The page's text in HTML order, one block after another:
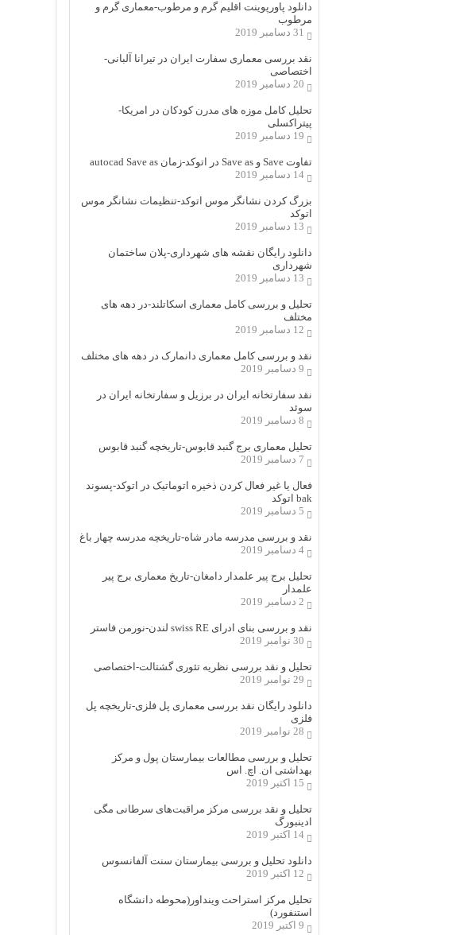
دانلود پاورپوینت اقلیم گرم و مرطوب-معماری گرم و
مرطوب
31 دسامبر 2019
نقد بررسی معماری سفارت ایران در تیرانا آلبانی-
اختصاصی
20 دسامبر 2019
تحلیل کامل موزه های مدرن کودکان در امریکا-
پیتراکسلی
19 دسامبر 2019
تفاوت Save و Save as در اتوکد-زمان autocad Save as
14 دسامبر 2019
بزرگ کردن نشانگر موس اتوکد-تنظیمات نشانگر موس
اتوکد
13 دسامبر 2019
دانلود رایگان نقشه های شهرداری-پلان ساختمان
شهرداری
13 دسامبر 2019
تحلیل و بررسی کامل معماری اسکاتلند-در دهه های
مختلف
12 دسامبر 2019
نقد و بررسی کامل معماری دانمارک در دهه های مختلف
9 دسامبر 2019
نقد سفارتخانه ایران در برزیل و سفارتخانه ایران در
سوئد
8 دسامبر 2019
تحلیل معماری برج گنبد قابوس-تاریخچه گنبد قابوس
7 دسامبر 2019
فعال یا غیر فعال کردن ذخیره اتوماتیک در اتوکد-پسوند
bak اتوکد
5 دسامبر 2019
نقد و بررسی مدرسه مادر شاه-تاریخچه مدرسه چهار باغ
4 دسامبر 2019
تحلیل برج پیر علمدار دامغان-تاریخ معماری برج پیر
علمدار
2 دسامبر 2019
نقد و بررسی بنای ادرای swiss RE لندن-نورمن فاستر
30 نوامبر 2019
تحلیل و نقد بررسی نظریه تئوری گشتالت-اختصاصی
29 نوامبر 2019
دانلود رایگان نقد بررسی معماری پل فلزی-تاریخچه پل
فلزی
28 نوامبر 2019
تحلیل و بررسی مطالعات بیمارستان پول و مرکز
بهداشتی ان. اچ. اس
15 اکتبر 2019
تحلیل و نقد بررسی مرکز مراقبت‌های سرطانی مگی
ادینبورگ
14 اکتبر 2019
دانلود تحلیل و بررسی بیمارستان سنت آلفانسوس
12 اکتبر 2019
تحلیل مرکز استراحت وینداور(محوطه دانشگاه
استنفورد)
9 اکتبر 2019